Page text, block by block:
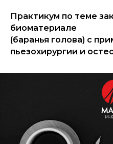
Практикум по теме
биоматериале
(баранья голова) с
пьезохирургии и